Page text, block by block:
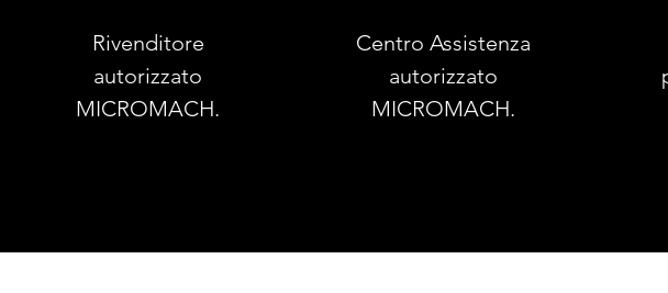
Rivenditore
autorizzato
MICROMACH.
Centro Assistenza
autorizzato
MICROMACH.